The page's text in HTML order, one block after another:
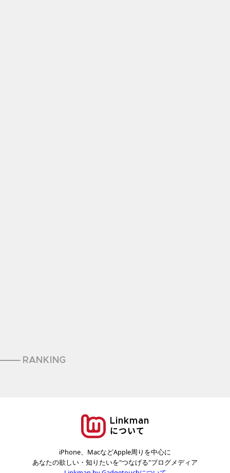
RANKING
Linkman
について
iPhone、MacなどApple周りを中心に
あなたの欲しい・知りたいを"つなげる"ブログメディア